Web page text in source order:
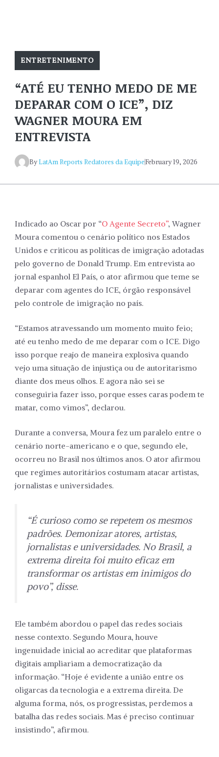
ENTRETENIMENTO
“ATÉ EU TENHO MEDO DE ME
DEPARAR COM O ICE”, DIZ
WAGNER MOURA EM
ENTREVISTA
ByLatAm Reports Redatores da EquipeFebruary 19, 2026
Indicado ao Oscar por “O Agente Secreto”, Wagner
Moura comentou o cenário político nos Estados
Unidos e criticou as políticas de imigração adotadas
pelo governo de Donald Trump. Em entrevista ao
jornal espanhol El País, o ator afirmou que teme se
deparar com agentes do ICE, órgão responsável
pelo controle de imigração no país.
“Estamos atravessando um momento muito feio;
até eu tenho medo de me deparar com o ICE. Digo
isso porque reajo de maneira explosiva quando
vejo uma situação de injustiça ou de autoritarismo
diante dos meus olhos. E agora não sei se
conseguiria fazer isso, porque esses caras podem te
matar, como vimos”, declarou.
Durante a conversa, Moura fez um paralelo entre o
cenário norte-americano e o que, segundo ele,
ocorreu no Brasil nos últimos anos. O ator afirmou
que regimes autoritários costumam atacar artistas,
jornalistas e universidades.
“É curioso como se repetem os mesmos
padrões. Demonizar atores, artistas,
jornalistas e universidades. No Brasil, a
extrema direita foi muito eficaz em
transformar os artistas em inimigos do
povo”, disse.
Ele também abordou o papel das redes sociais
nesse contexto. Segundo Moura, houve
ingenuidade inicial ao acreditar que plataformas
digitais ampliariam a democratização da
informação. “Hoje é evidente a união entre os
oligarcas da tecnologia e a extrema direita. De
alguma forma, nós, os progressistas, perdemos a
batalha das redes sociais. Mas é preciso continuar
insistindo”, afirmou.